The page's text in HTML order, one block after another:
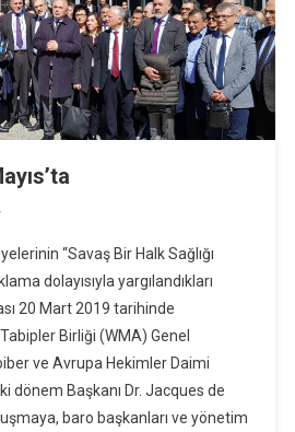
“Savaş Bir Halk Sağlığı
dolayısıyla yargılandıkları
20 Mart 2019 tarihinde
Birliği (WMA) Genel
ve Avrupa Hekimler Daimi
dönem Başkanı Dr. Jacques de
baro başkanları ve yönetim